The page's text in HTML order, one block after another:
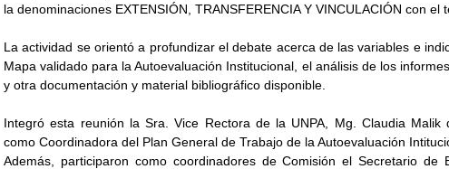
la denominaciones EXTENSIÓN, TRANSFERENCIA Y VINCULACIÓN con el
La actividad se orientó a profundizar el debate acerca de las variables e
Mapa validado para la Autoevaluación Institucional, el análisis de los
y otra documentación y material bibliográfico disponible.
Integró esta reunión la Sra. Vice Rectora de la UNPA, Mg. Claudia Malik
como Coordinadora del Plan General de Trabajo de la Autoevaluación
Además, participaron como coordinadores de Comisión el Secretario de